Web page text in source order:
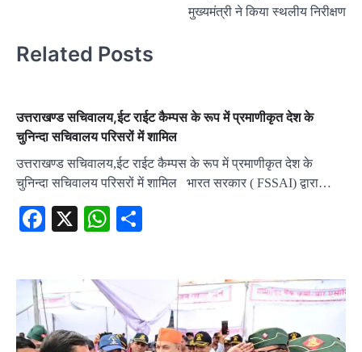
मुख्यमंत्री ने किया स्थलीय निरीक्षण
Related Posts
उत्तराखण्ड सचिवालय,ईट राईट कैम्पस के रूप में प्रमाणीकृत देश के
चुनिन्दा सचिवालय परिसरों में शामिल
उत्तराखण्ड सचिवालय,ईट राईट कैम्पस के रूप में प्रमाणीकृत देश के
चुनिन्दा सचिवालय परिसरों में शामिल भारत सरकार ( FSSAI) द्वारा…
Facebook
X WhatsApp